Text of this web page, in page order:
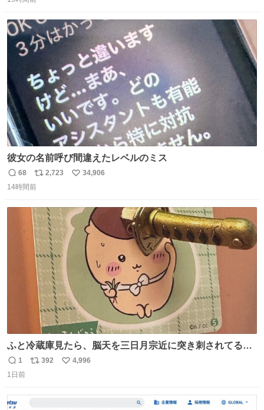
信
ポ
ト
数
数
彼女の名前呼び間違えたレベルのミス
返
信
68
リ
ポ
ト
数
2,723
い
数
34,906
14時間前
ふと冷蔵庫見たら、脳天を三日月宗近に突き刺されてるく
りまんじゅうパイセンが
返
信
1
リ
392
い
4,996
1日前